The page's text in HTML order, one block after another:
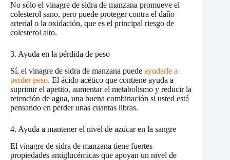
No sólo el vinagre de sidra de manzana promueve el
colesterol sano, pero puede proteger contra el daño
arterial o la oxidación, que es el principal riesgo de
colesterol alto.
3. Ayuda en la pérdida de peso
Sí, el vinagre de sidra de manzana puede ayudarle a
perder peso. El ácido acético que contiene ayuda a
suprimir el apetito, aumentar el metabolismo y reducir la
retención de agua, una buena combinación si usted está
pensando en perder unas cuantas libras.
4. Ayuda a mantener el nivel de azúcar en la sangre
El vinagre de sidra de manzana tiene fuertes
propiedades antiglucémicas que apoyan un nivel de